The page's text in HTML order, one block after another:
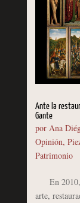
Ante la
Gante
por Ana
Opinión,
Patrimonio
En 2010,
arte,